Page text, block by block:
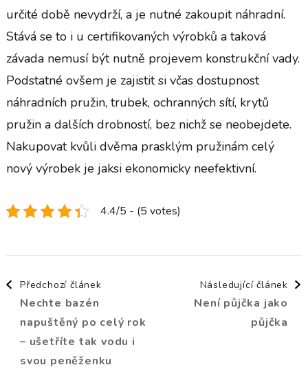
určité době nevydrží, a je nutné zakoupit náhradní.
Stává se to i u certifikovaných výrobků a taková
závada nemusí být nutně projevem konstrukční vady.
Podstatné ovšem je zajistit si včas dostupnost
náhradních pružin, trubek, ochranných sítí, krytů
pružin a dalších drobností, bez nichž se neobejdete.
Nakupovat kvůli dvěma prasklým pružinám celý
nový výrobek je jaksi ekonomicky neefektivní.
4.4/5 - (5 votes)
Navigace
příspěvku
Předchozí článek
Nechte bazén
napuštěný po celý rok
– ušetříte tak vodu i
svou peněženku
Následující článek
Není půjčka jako
půjčka